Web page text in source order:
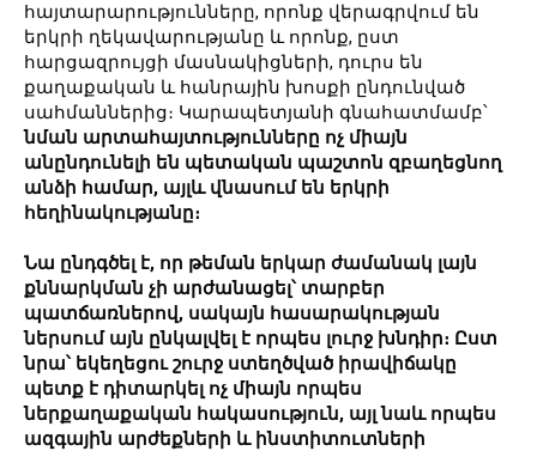
հայտարարությունները, որոնք վերագրվում են
երկրի ղեկավարությանը և որոնք, ըստ
հարցազրույցի մասնակիցների, դուրս են
քաղաքական և հանրային խոսքի ընդունված
սահմաններից։ Կարապետյանի գնահատմամբ՝
նման արտահայտությունները ոչ միայն
անընդունելի են պետական պաշտոն զբաղեցնող
անձի համար, այլև վնասում են երկրի
հեղինակությանը։
Նա ընդգծել է, որ թեման երկար ժամանակ լայն
քննարկման չի արժանացել՝ տարբեր
պատճառներով, սակայն հասարակության
ներսում այն ընկալվել է որպես լուրջ խնդիր։ Ըստ
նրա՝ եկեղեցու շուրջ ստեղծված իրավիճակը
պետք է դիտարկել ոչ միայն որպես
ներքաղաքական հակասություն, այլ նաև որպես
ազգային արժեքների և ինստիտուտների